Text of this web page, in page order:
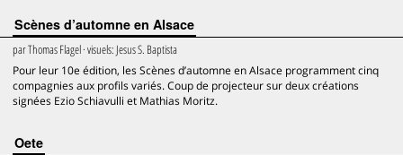
Scènes d’automne en Alsace
parThomas Flagel· visuels: Jesus S. Baptista
Pour leur 10e édition, les Scènes d’automne en Alsace programment cinq
compagnies aux profils variés. Coup de projecteur sur deux créations
signées Ezio Schiavulli et Mathias Moritz.
Oete